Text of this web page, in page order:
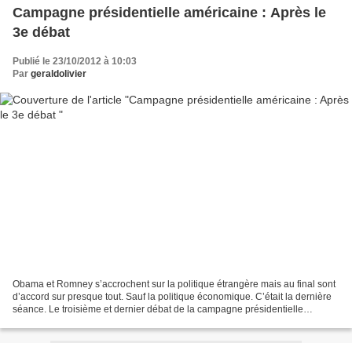
Campagne présidentielle américaine : Après le
3e débat
Publié le 23/10/2012 à 10:03
Par geraldolivier
Obama et Romney s’accrochent sur la politique étrangère mais au final sont
d’accord sur presque tout. Sauf la politique économique. C’était la dernière
séance. Le troisième et dernier débat de la campagne présidentielle